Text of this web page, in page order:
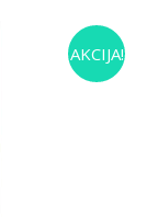
AKCIJA!